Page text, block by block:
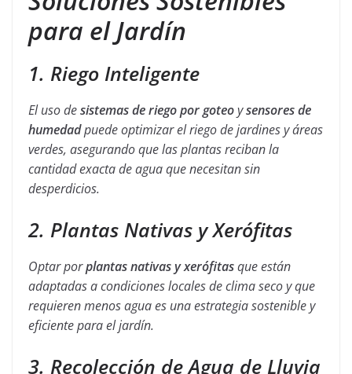
para el Jardín
1. Riego Inteligente
El uso desistemas de riego por goteoysensores de
humedadpuede optimizar el riego de jardines y áreas
verdes, asegurando que las plantas reciban la
cantidad exacta de agua que necesitan sin
desperdicios.
2. Plantas Nativas y Xerófitas
Optar porplantas nativas y xerófitasque están
adaptadas a condiciones locales de clima seco y que
requieren menos agua es una estrategia sostenible y
eficiente para el jardín.
3. Recolección de Agua de Lluvia